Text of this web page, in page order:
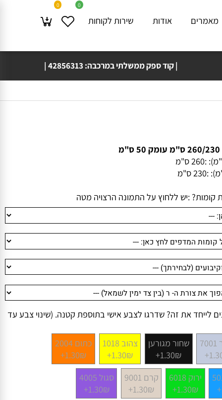
משלוח עד בית 🚚🏠 הלקוח תוך 4 ימי עסקים!
| קוד ספק ממשלתי במרכבה: 42856313 |
0 0
אודות שירות לקוחות
:260 ס"מ
:230 ס"מ
:יש ללחוץ על התמונה הרצויה מטה
שחור מגורען
1.30₪+
צהוב 1018
1.30₪+
כתום 2004
1.30₪+
ירוק 6018
קרם 9001
סגול 4005